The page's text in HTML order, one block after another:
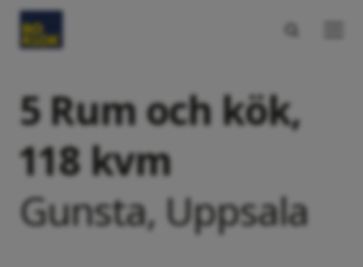
5 Rum och kök,
118 kvm
Gunsta, Uppsala